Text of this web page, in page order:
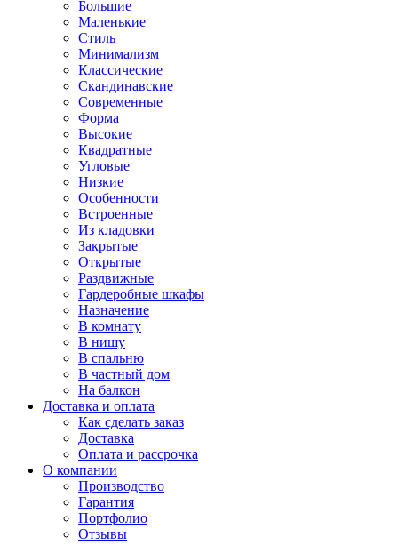
Большие
Маленькие
Стиль
Минимализм
Классические
Скандинавские
Современные
Форма
Высокие
Квадратные
Угловые
Низкие
Особенности
Встроенные
Из кладовки
Закрытые
Открытые
Раздвижные
Гардеробные шкафы
Назначение
В комнату
В нишу
В спальню
В частный дом
На балкон
Доставка и оплата
Как сделать заказ
Доставка
Оплата и рассрочка
О компании
Производство
Гарантия
Портфолио
Отзывы